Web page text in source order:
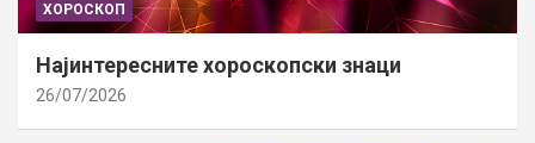
ХОРОСКОП
Најинтересните хороскопски знаци
26/07/2026